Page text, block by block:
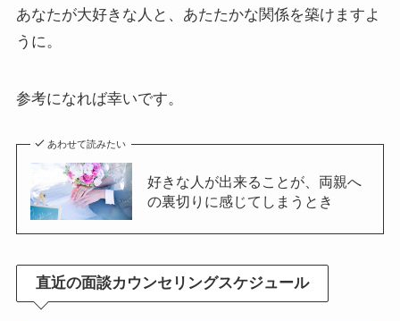
あなたが大好きな人と、あたたかな関係を築けますよ
うに。
参考になれば幸いです。
あわせて読みたい
好きな人が出来ることが、両親へ
の裏切りに感じてしまうとき
直近の面談カウンセリングスケジュール